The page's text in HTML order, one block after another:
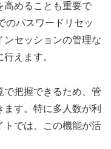
高めることも重要で
のパスワードリセッ
ンセッションの管理な
えます。
把握できるため、管
す。特に多人数が利
トでは、この機能が活